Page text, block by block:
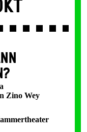
Zino Wey